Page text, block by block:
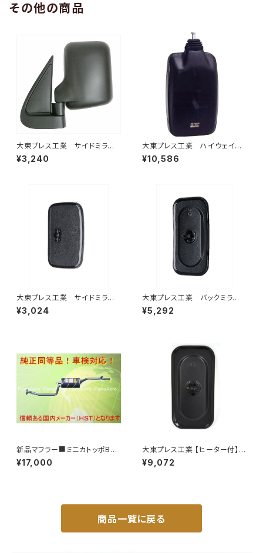
その他の商品
大東プレス工業 サイドミラー/
バックミラー ダイハツ ハイ
ゼット トラック 左 99年～
¥3,240
大東プレス工業 ハイウェイミ
ラー 800Rヒーター無 トラッ
¥10,586
大東プレス工業 サイドミラー/
バックミラー 日産 バネット8
0~ DI-55
¥3,024
大東プレス工業 バックミラーH
400 ｺﾊﾞﾝ L005 黒 J08
330×170 DI-8B
¥5,292
新品マフラー■ミニカトッポBJ
H42A H42V H47A H47V純
正同等/車検対応 065-75
¥17,000
大東プレス工業 【ヒーター付】サ
イドミラー/バックミラーJ08 DI
-7BZ
¥9,072
商品一覧に戻る